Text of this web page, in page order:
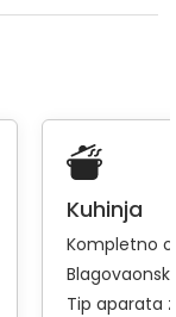
Kuhinja
Kompletno
Tip aparata